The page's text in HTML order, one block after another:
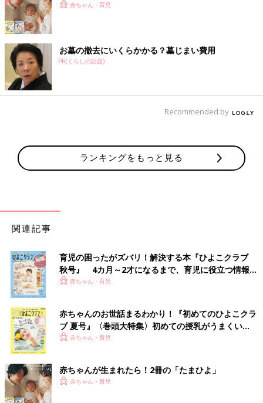
赤ちゃん・育児
お墓の撤去にいくらかかる？墓じまい費用
PR(くらしの話題)
Recommended by
ランキングをもっと見る
関連記事
育児の困ったがズバリ！解決する本『ひよこクラブ
秋号』 4カ月～2才になるまで、育児に役立つ情報が
いっぱい！
赤ちゃん・育児
赤ちゃんのお世話まるわかり！『初めてのひよこクラ
ブ 夏号』〈巻頭大特集〉初めての授乳がうまくい
く！ おっぱい・ミルクの基本と夏のトラブル 解決テ
赤ちゃん・育児
赤ちゃんが生まれたら！2冊の「たまひよ」
赤ちゃん・育児